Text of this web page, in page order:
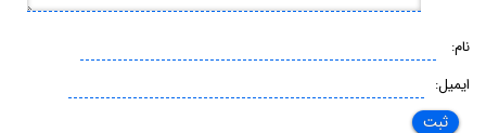
نام:
ایمیل: